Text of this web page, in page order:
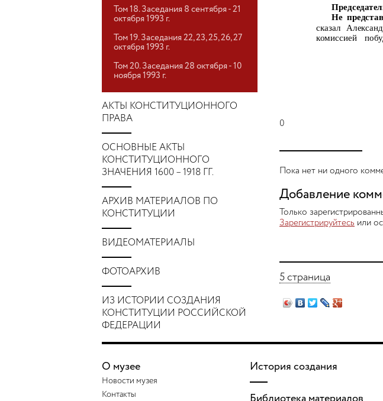
Том 18. Заседания 8 сентября - 21
октября 1993 г.
Том 19. Заседания 22, 23, 25, 26, 27
октября 1993 г.
Том 20. Заседания 28 октября - 10
ноября 1993 г.
АКТЫ КОНСТИТУЦИОННОГО
ПРАВА
ОСНОВНЫЕ АКТЫ
КОНСТИТУЦИОННОГО
ЗНАЧЕНИЯ 1600 – 1918 ГГ.
АРХИВ МАТЕРИАЛОВ ПО
КОНСТИТУЦИИ
ВИДЕОМАТЕРИАЛЫ
ФОТОАРХИВ
ИЗ ИСТОРИИ СОЗДАНИЯ
КОНСТИТУЦИИ РОССИЙСКОЙ
ФЕДЕРАЦИИ
Не
сказал
комиссией
0
Пока нет ни одного
Добавление
Только
Зарегистрируйтесь или
5 страница
О музее
Новости музея
Контакты
История создания
Библиотека материалов